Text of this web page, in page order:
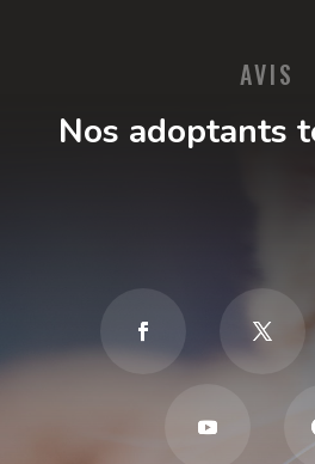
AVIS
Nos adoptants